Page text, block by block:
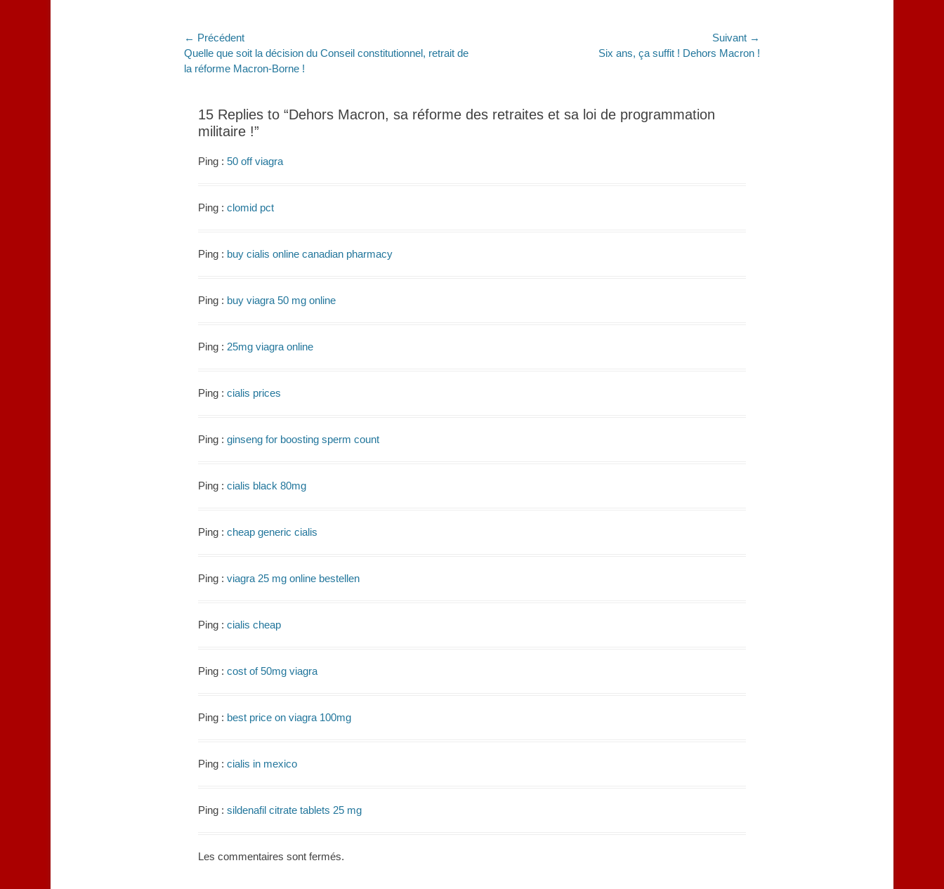
Navigation
de
← Précédent
Article
précédent :
Quelle que soit la décision du Conseil constitutionnel, retrait de
la réforme Macron-Borne !
Suivant →
Six ans, ça suffit ! Dehors Macron !
15 Replies to “Dehors Macron, sa réforme des retraites et sa loi de programmation
militaire !”
Ping : 50 off viagra
Ping : clomid pct
Ping : buy cialis online canadian pharmacy
Ping : buy viagra 50 mg online
Ping : 25mg viagra online
Ping : cialis prices
Ping : ginseng for boosting sperm count
Ping : cialis black 80mg
Ping : cheap generic cialis
Ping : viagra 25 mg online bestellen
Ping : cialis cheap
Ping : cost of 50mg viagra
Ping : best price on viagra 100mg
Ping : cialis in mexico
Ping : sildenafil citrate tablets 25 mg
Les commentaires sont fermés.